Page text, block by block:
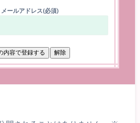
メールアドレス(必須)